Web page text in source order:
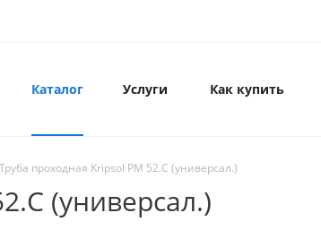
Каталог Услуги Как купить
Труба проходная Kripsol PM 52.С (универсал.)
(универсал.)